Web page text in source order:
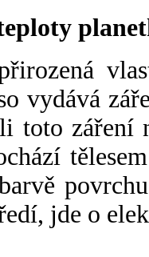
vydává
toto záření
jde o